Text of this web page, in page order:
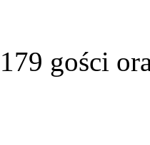
gości